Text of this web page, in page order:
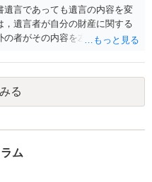
言であっても遺言の内容を変
遺言者が自分の財産に関する
者がその内容を左右させるこ
る
ム